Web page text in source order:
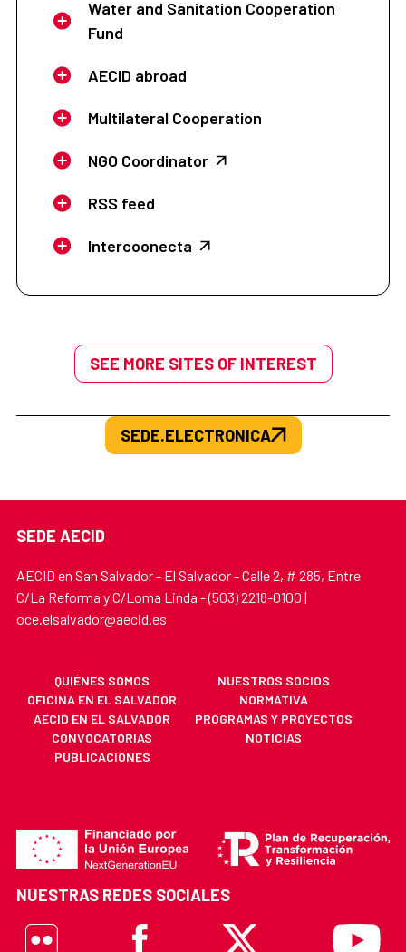
Water and Sanitation Cooperation
Fund
AECID abroad
Multilateral Cooperation
NGO Coordinator
RSS feed
Intercoonecta
SEE MORE SITES OF INTEREST
SEDE.ELECTRONICA
SEDE AECID
AECID en San Salvador - El Salvador - Calle 2, # 285, Entre
C/La Reforma y C/Loma Linda - (503) 2218-0100 |
oce.elsalvador@aecid.es
QUIÉNES SOMOS
NUESTROS SOCIOS
OFICINA EN EL SALVADOR
NORMATIVA
AECID EN EL SALVADOR
PROGRAMAS Y PROYECTOS
CONVOCATORIAS
NOTICIAS
PUBLICACIONES
NUESTRAS REDES SOCIALES
Flickr
Facebook X Youtube